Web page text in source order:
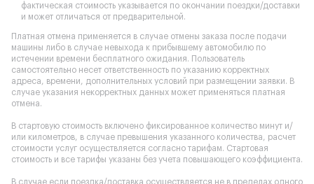
фактическая стоимость указывается по окончании поездки/доставки
и может отличаться от предварительной.
Платная отмена применяется в случае отмены заказа после подачи
машины либо в случае невыхода к прибывшему автомобилю по
истечении времени бесплатного ожидания. Пользователь
самостоятельно несет ответственность по указанию корректных
адреса, времени, дополнительных условий при размещении заявки. В
случае указания некорректных данных может применяться платная
отмена.
В стартовую стоимость включено фиксированное количество минут и/
или километров, в случае превышения указанного количества, расчет
стоимости услуг осуществляется согласно тарифам. Стартовая
стоимость и все тарифы указаны без учета повышающего коэффициента.
В случае если поездка/доставка осуществляется не в пределах одного